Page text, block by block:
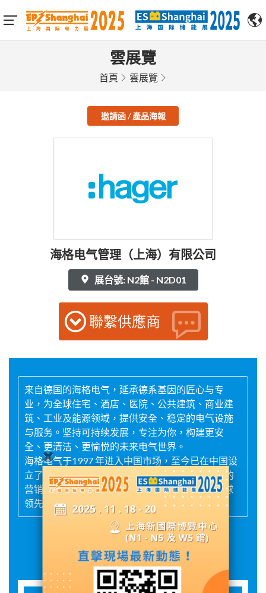
雲展覽
首頁 雲展覽
邀請函 / 產品海報
海格电气管理（上海）有限公司
展台號: N2館 - N2D01
聯繫供應商
来自德国的海格电气，延承德系基因的匠心与专
业，为全球住宅、酒店、医院、公共建筑、商业建
筑、工业及能源领域，提供安全、稳定的电气设施
与服务。坚持可持续发展，专注为你，构建更安
全、更清洁、更愉悦的未来电气世界。
海格电气于1997 年进入中国市场，至今已在中国设
立了3 家工厂和32 个销售办事处，通过覆盖全国的
营销网络及高资质合作伙伴，为中国客户提供全球
领先的解决方案和高效服务。
展品詳情